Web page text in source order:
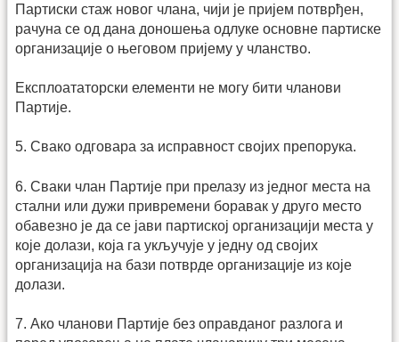
Партиски стаж новог члана, чији је пријем потврђен,
рачуна се од дана доношења одлуке основне партиске
организације о његовом пријему у чланство.
Експлоататорски елементи не могу бити чланови
Партије.
5. Свако одговара за исправност својих препорука.
6. Сваки члан Партије при прелазу из једног места на
стални или дужи привремени боравак у друго место
обавезно је да се јави партиској организацији места у
које долази, која га укључује у једну од својих
организација на бази потврде организације из које
долази.
7. Ако чланови Партије без оправданог разлога и